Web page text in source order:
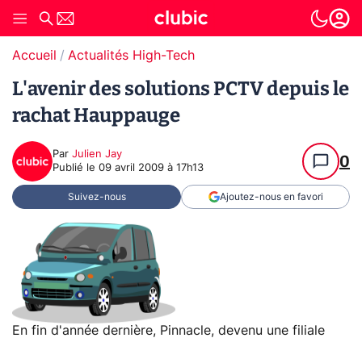
Accueil Actualités High-Tech
L'avenir des solutions PCTV depuis le
rachat Hauppauge
Par Julien Jay
Publié le 09 avril 2009 à 17h13 0
Suivez-nous Ajoutez-nous en favori
En fin d'année dernière, Pinnacle, devenu une filiale